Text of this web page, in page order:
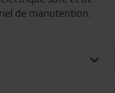
de manutention.